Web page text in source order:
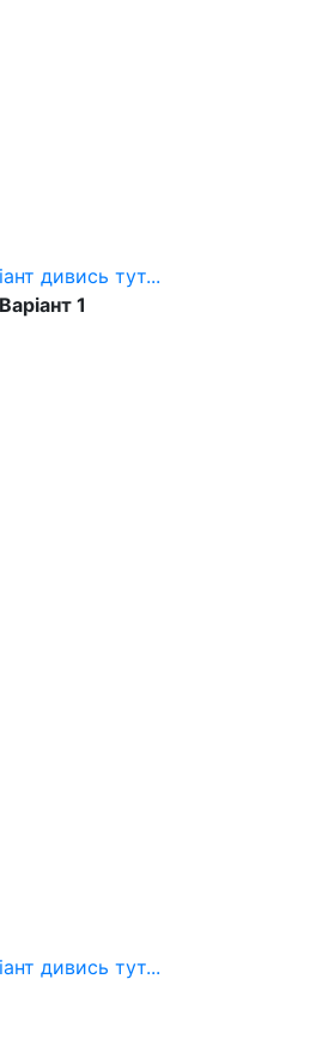
дивись тут...
Варіант 1
дивись тут...